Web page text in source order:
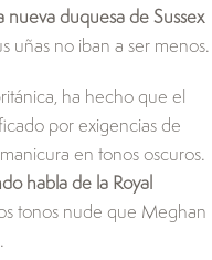
nueva duquesa de Sussex
uñas no iban a ser menos.
ha hecho que el
por exigencias de
en tonos oscuros.
habla de la Royal
tonos nude que Meghan